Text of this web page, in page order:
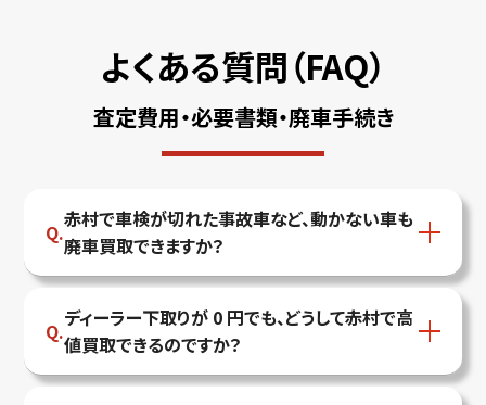
よくある質問（FAQ）
査定費用・必要書類・廃車手続き
赤村で車検が切れた事故車など、動かない車も
廃車買取できますか？
ディーラー下取りが 0 円でも、どうして赤村で高
値買取できるのですか？